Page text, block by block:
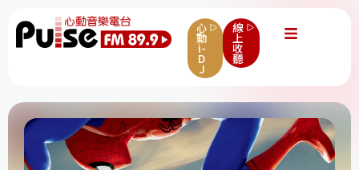
心
動
i-
D
J
線
上
收
聽